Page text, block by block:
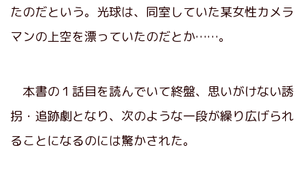
たのだという。光球は、同室していた某女性カメラ
マンの上空を漂っていたのだとか……。
本書の１話目を読んでいて終盤、思いがけない誘
拐・追跡劇となり、次のような一段が繰り広げられ
ることになるのには驚かされた。